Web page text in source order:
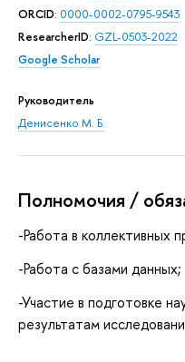
ORCID: 0000-0002-0795-9543
ResearcherID: GZL-0503-2022
Google Scholar
Руководитель
Денисенко М. Б.
Полномочия /
-Работа в коллективных
-Работа с базами данных;
-Участие в подготовке
результатам